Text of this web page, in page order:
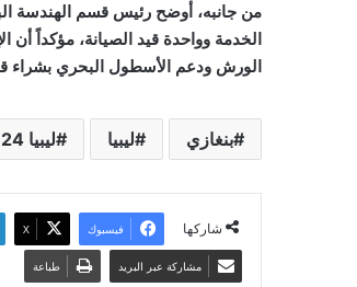
من جانبه، أوضح رئيس قسم الهندسة
الخدمة وواحدة قيد الصيانة، مؤكداً
الورش ودعم الأسطول البحري بشراء
بنغازي ليبيا ليبيا 24
شاركها فيسبوك ‫X
مشاركة عبر البريد طباعة